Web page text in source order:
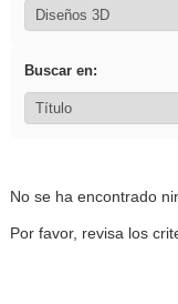
Buscar en:
No se ha encontrado
Por favor, revisa los